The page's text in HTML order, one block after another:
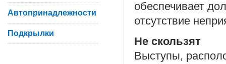
обеспечивает
отсутствие
Не скользят
Выступы,
Автопринадлежности
Подкрылки